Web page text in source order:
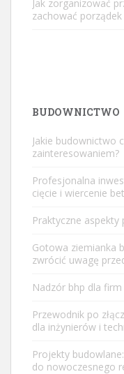
Jak zorganizować
zachować
BUDOWNICTWO
Jakie budownictwo
zainteresowaniem?
Profesjonalna
cięcie i wiercenie
Praktyczne
Gotowa ziemianka
zwrócić uwagę
Nadzór bhp dla
Przewodnik po
dla inżynierów i
Projekty
do nowoczesnego